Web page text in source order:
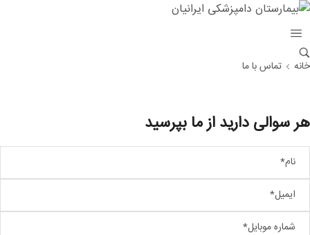
خانه تماس با ما
هر سوالی دارید از ما بپرسید